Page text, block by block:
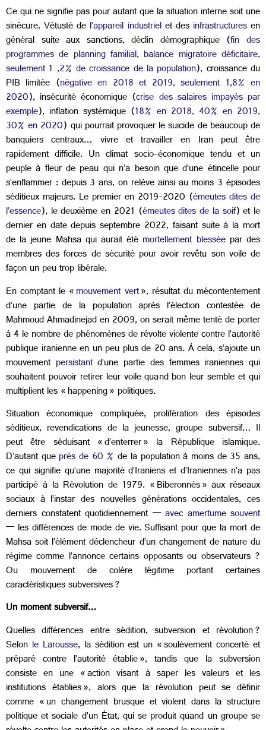
Ce qui ne signifie pas pour autant que la situation interne soit une
sinécure. Vétusté de l’appareil industrielet des infrastructuresen
général suite aux sanctions, déclin démographique (fin des
programmes de planning familial, balance migratoire déficitaire,
seulement 1 ,2% de croissance de la population), croissance du
PIB limitée (négative en 2018 et 2019, seulement 1,8% en
2020), insécurité économique (crise des salaires impayés par
exemple), inflation systémique (18% en 2018, 40% en 2019,
30% en 2020) qui pourrait provoquer le suicide de beaucoup de
banquiers centraux… vivre et travailler en Iran peut être
rapidement difficile. Un climat socio-économique tendu et un
peuple à fleur de peau qui n’a besoin que d’une étincelle pour
s’enflammer : depuis 3 ans, on relève ainsi au moins 3 épisodes
séditieux majeurs. Le premier en 2019-2020 (émeutes dites de
l’essence), le deuxième en 2021 (émeutes dites de la soif) et le
dernier en date depuis septembre 2022, faisant suite à la mort
de la jeune Mahsa qui aurait été mortellement blesséepar des
membres des forces de sécurité pour avoir revêtu son voile de
façon un peu trop libérale.
En comptant le «mouvement vert», résultat du mécontentement
d’une partie de la population après l’élection contestée de
Mahmoud Ahmadinejad en 2009, on serait même tenté de porter
à 4 le nombre de phénomènes de révolte violente contre l’autorité
publique iranienne en un peu plus de 20 ans. À cela, s’ajoute un
mouvement persistantd’une partie des femmes iraniennes qui
souhaitent pouvoir retirer leur voile quand bon leur semble et qui
multiplient les « happening » politiques.
Situation économique compliquée, prolifération des épisodes
séditieux, revendications de la jeunesse, groupe subversif… Il
peut être séduisant « d’enterrer » la République islamique.
D’autant queprès de 60 % de la population à moins de 35 ans,
ce qui signifie qu’une majorité d’Iraniens et d’Iraniennes n’a pas
participé à la Révolution de 1979. « Biberonnés » aux réseaux
sociaux à l’instar des nouvelles générations occidentales, ces
derniers constatent quotidiennement —avec amertume souvent
— les différences de mode de vie. Suffisant pour que la mort de
Mahsa soit l’élément déclencheur d’un changement de nature du
régime comme l’annonce certains opposants ou observateurs ?
Ou mouvement de colère légitime portant certaines
caractéristiques subversives ?
Un moment subversif…
Quelles différences entre sédition, subversion et révolution ?
Selon le Larousse, la sédition est un « soulèvement concerté et
préparé contre l’autorité établie », tandis que la subversion
consiste en une « action visant à saper les valeurs et les
institutions établies », alors que la révolution peut se définir
comme « un changement brusque et violent dans la structure
politique et sociale d’un État, qui se produit quand un groupe se